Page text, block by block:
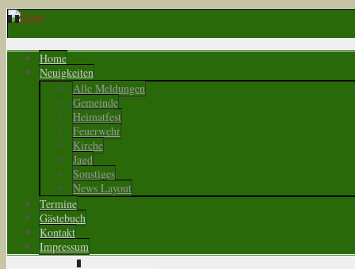
Home
Neuigkeiten
Alle Meldungen
Gemeinde
Heimatfest
Feuerwehr
Kirche
Jagd
Sonstiges
News Layout
Termine
Gästebuch
Kontakt
Impressum